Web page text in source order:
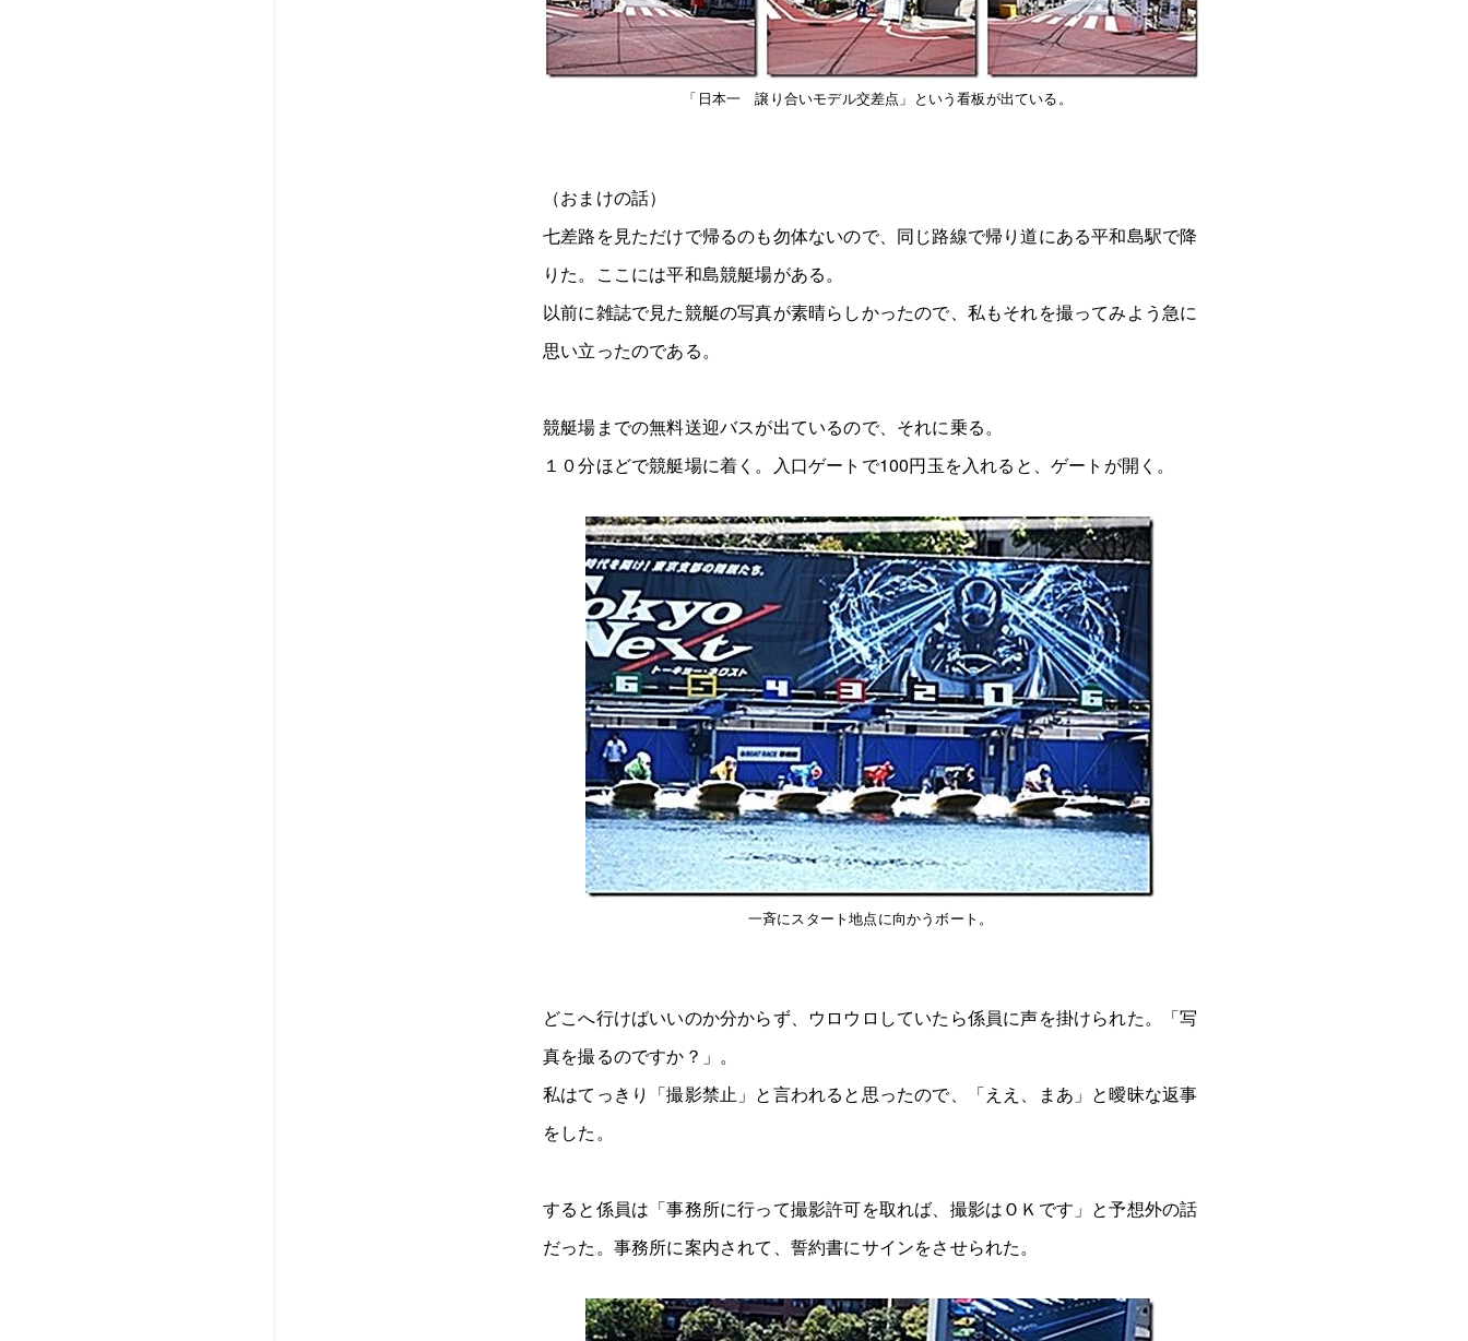
「日本一 譲り合いモデル交差点」という看板が出ている。
（おまけの話）
七差路を見ただけで帰るのも勿体ないので、同じ路線で帰り道にある平和島駅で降
りた。ここには平和島競艇場がある。
以前に雑誌で見た競艇の写真が素晴らしかったので、私もそれを撮ってみよう急に
思い立ったのである。
競艇場までの無料送迎バスが出ているので、それに乗る。
１０分ほどで競艇場に着く。入口ゲートで100円玉を入れると、ゲートが開く。
一斉にスタート地点に向かうボート。
どこへ行けばいいのか分からず、ウロウロしていたら係員に声を掛けられた。「写
真を撮るのですか？」。
私はてっきり「撮影禁止」と言われると思ったので、「ええ、まあ」と曖昧な返事
をした。
すると係員は「事務所に行って撮影許可を取れば、撮影はＯＫです」と予想外の話
だった。事務所に案内されて、誓約書にサインをさせられた。